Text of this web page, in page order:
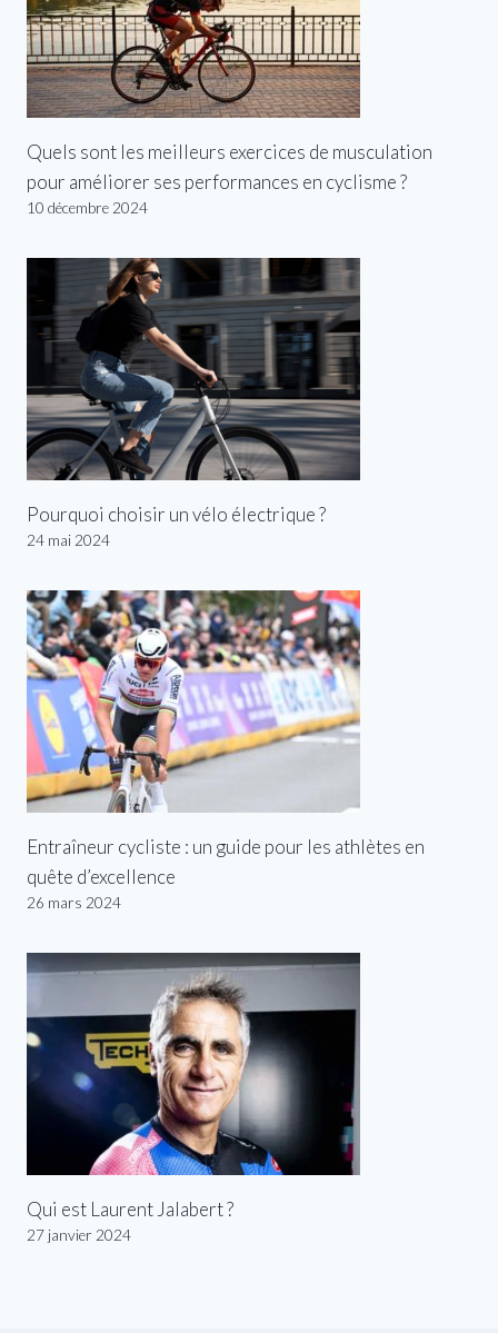
Quels sont les meilleurs exercices de musculation
pour améliorer ses performances en cyclisme ?
10 décembre 2024
Pourquoi choisir un vélo électrique ?
24 mai 2024
Entraîneur cycliste : un guide pour les athlètes en
quête d’excellence
26 mars 2024
Qui est Laurent Jalabert ?
27 janvier 2024